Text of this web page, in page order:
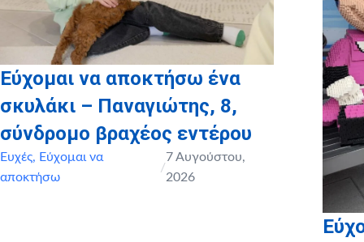
Εύχομαι να αποκτήσω ένα
σκυλάκι – Παναγιώτης, 8,
σύνδρομο βραχέος εντέρου
Ευχές, Εύχομαι να
αποκτήσω
/
7 Αυγούστου,
2026